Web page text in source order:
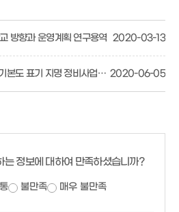
방향과 운영계획 연구용역 2020-03-13
2020년 국가기본도 표기 지명 정비사업 연구 용역 2020-06-05
는 정보에 대하여 만족하셨습니까?
불만족 매우 불만족